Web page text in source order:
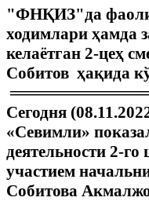
"ФНҚИЗ"да
ходимлари ҳамда
келаётган 2-цеҳ
Собитов ҳақида
Сегодня
«Севимли»
деятельности 2-
участием
Собитова